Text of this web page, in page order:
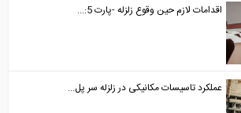
اقدامات لازم حین وقوع زلزله -پارت 5:...
عملکرد تاسیسات مکانیکی در زلزله سر پل...